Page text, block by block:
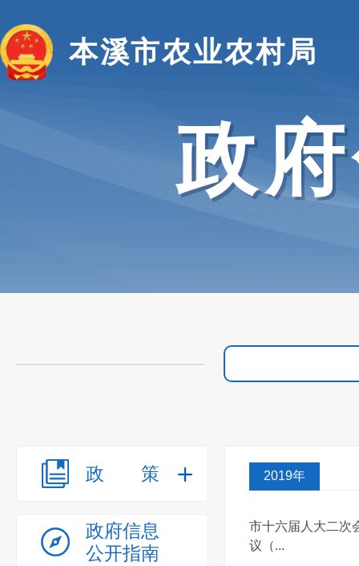
本溪市农业农村局
政
政策
政府信息
公开指南
2019年
市十六届人大二次
议（...